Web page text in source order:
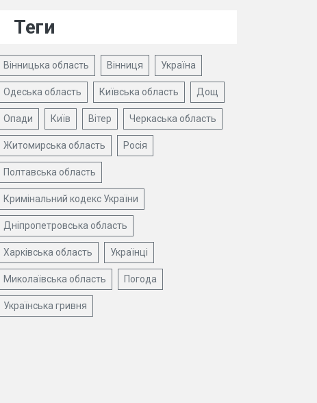
Теги
Вінницька область Вінниця Україна
Одеська область Київська область Дощ
Опади Київ Вітер Черкаська область
Житомирська область Росія
Полтавська область
Кримінальний кодекс України
Дніпропетровська область
Харківська область Українці
Миколаївська область Погода
Українська гривня